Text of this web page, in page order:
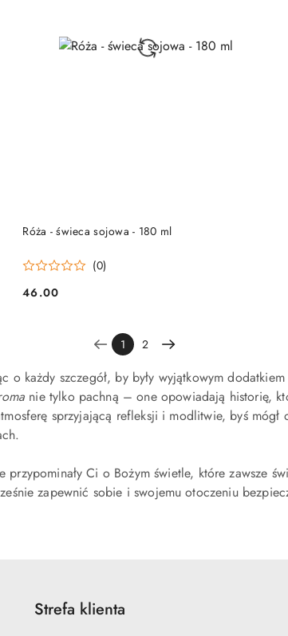
Róża - świeca sojowa - 180 ml
(0)
Cena:
46.00
DO KOSZYKA
1 2
o każdy szczegół, by były wyjątkowym
nie tylko pachną – one opowiadają historię,
sprzyjającą refleksji i modlitwie, byś
Ci o Bożym świetle, które zawsze
zapewnić sobie i swojemu otoczeniu
Strefa klienta